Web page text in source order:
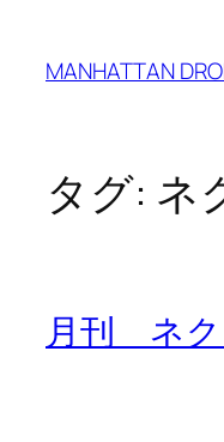
MANHATTAN
タグ: ネ
月刊 ネク